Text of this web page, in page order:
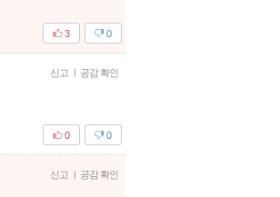
0
3
신고 | 공감 확인
0
0
신고 | 공감 확인